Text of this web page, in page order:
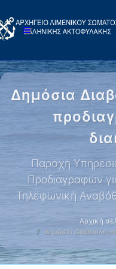
Δημόσια
Παροχή
Προδιαγραφών
Τηλεφωνική
Αρχική
Δημόσια